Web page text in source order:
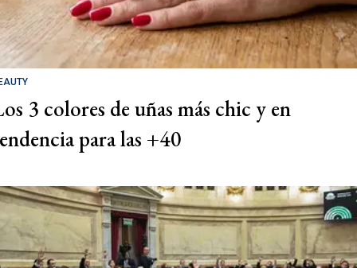
3 colores de uñas más chic y en
para las +40